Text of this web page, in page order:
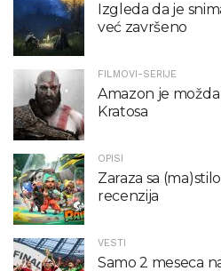
Izgleda da je
već završeno
FILMOVI-SERIJE
Amazon je
Kratosa
OPISI
Zaraza sa
recenzija
VESTI
Samo 2 meseca